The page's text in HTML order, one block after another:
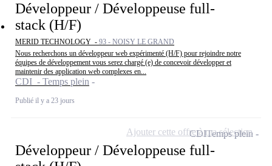
Développeur / Développeuse full-
stack (H/F)
MERID TECHNOLOGY - 93 - NOISY LE GRAND
Nous recherchons un développeur web expérimenté (H/F) pour rejoindre notre
équipes de développement vous serez chargé (e) de concevoir développer et
maintenir des application web complexes en...
CDI - Temps plein
Publié il y a 23 jours
Développeur / Développeuse full-
CDITemps plein
Ajouter cette offre à ma sélection